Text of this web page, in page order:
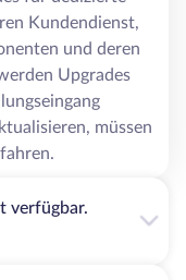
Kundendienst,
und deren
Upgrades
müssen
verfügbar.